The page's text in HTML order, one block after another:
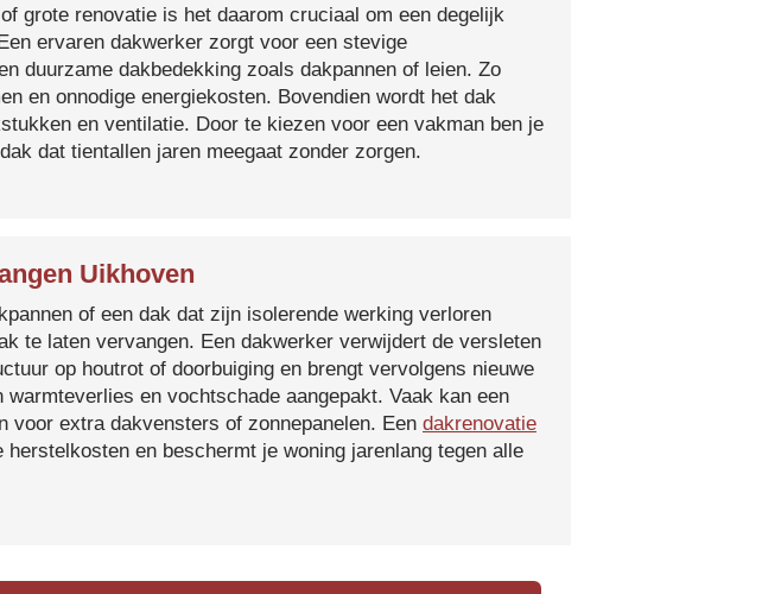
grote renovatie is het daarom cruciaal om een degelijk
ervaren dakwerker zorgt voor een stevige
duurzame dakbedekking zoals dakpannen of leien. Zo
en onnodige energiekosten. Bovendien wordt het dak
en ventilatie. Door te kiezen voor een vakman ben je
dat tientallen jaren meegaat zonder zorgen.
Uikhoven
of een dak dat zijn isolerende werking verloren
te laten vervangen. Een dakwerker verwijdert de versleten
op houtrot of doorbuiging en brengt vervolgens nieuwe
en vochtschade aangepakt. Vaak kan een
voor extra dakvensters of zonnepanelen. Een dakrenovatie
en beschermt je woning jarenlang tegen alle